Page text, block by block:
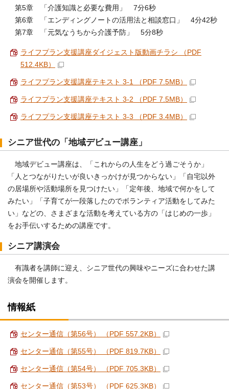
第5章 「介護知識と必要な費用」 7分6秒
第6章 「エンディングノートの活用法と相談窓口」 4分42秒
第7章 「元気なうちから介護予防」 5分8秒
ライフプラン支援講座ダイジェスト版動画チラシ （PDF
512.4KB）
ライフプラン支援講座テキスト 3-1 （PDF 7.5MB）
ライフプラン支援講座テキスト 3-2 （PDF 7.5MB）
ライフプラン支援講座テキスト 3-3 （PDF 3.4MB）
シニア世代の「地域デビュー講座」
地域デビュー講座は、「これからの人生をどう過ごそうか」
「人とつながりたいが良いきっかけが見つからない」「自宅以外
の居場所や活動場所を見つけたい」「定年後、地域で何かをして
みたい」「子育てが一段落したのでボランティア活動をしてみた
い」などの、さまざまな活動を考えている方の「はじめの一歩」
をお手伝いするための講座です。
シニア講演会
有識者を講師に迎え、シニア世代の興味やニーズに合わせた講
演会を開催します。
情報紙
センター通信（第56号） （PDF 557.2KB）
センター通信（第55号） （PDF 819.7KB）
センター通信（第54号） （PDF 705.3KB）
センター通信（第53号） （PDF 625.3KB）